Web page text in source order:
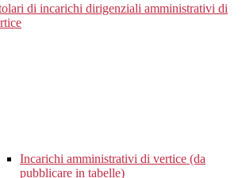
di incarichi dirigenziali amministrativi di
Incarichi amministrativi di vertice (da
pubblicare in tabelle)